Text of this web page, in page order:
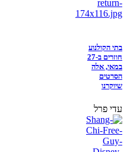
בתי הקולנוע
חוזרים ב-27
במאי, אלה
הסרטים
שיוקרנו
עדי פרל